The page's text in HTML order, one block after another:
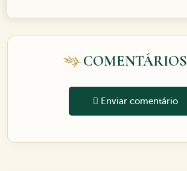
COMENTÁRIOS
Enviar comentário